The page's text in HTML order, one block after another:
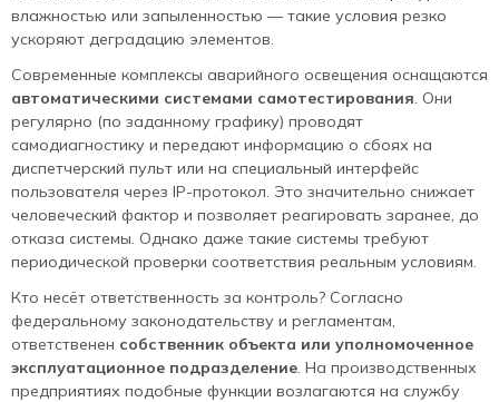
влажностью или запыленностью — такие условия резко
ускоряют деградацию элементов.
Современные комплексы аварийного освещения оснащаются
автоматическими системами самотестирования. Они
регулярно (по заданному графику) проводят
самодиагностику и передают информацию о сбоях на
диспетчерский пульт или на специальный интерфейс
пользователя через IP-протокол. Это значительно снижает
человеческий фактор и позволяет реагировать заранее, до
отказа системы. Однако даже такие системы требуют
периодической проверки соответствия реальным условиям.
Кто несёт ответственность за контроль? Согласно
федеральному законодательству и регламентам,
ответственен собственник объекта или уполномоченное
эксплуатационное подразделение. На производственных
предприятиях подобные функции возлагаются на службу